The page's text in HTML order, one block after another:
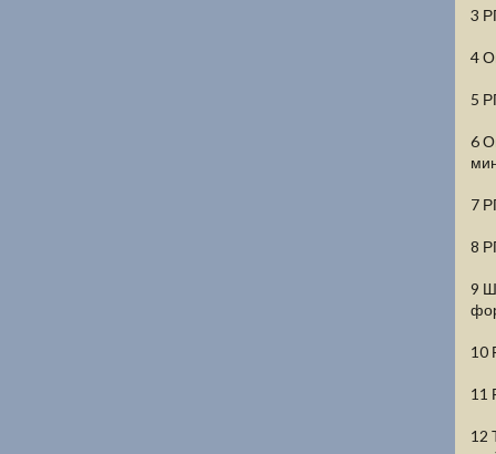
3
4
5
6
7
8
9
10
11
12